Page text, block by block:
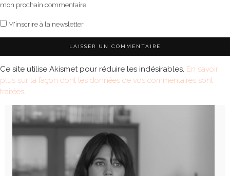
mon prochain commentaire.
M'inscrire à la newsletter
Ce site utilise Akismet pour réduire les indésirables. En savoir
plus sur la façon dont les données de vos commentaires sont
traitées.